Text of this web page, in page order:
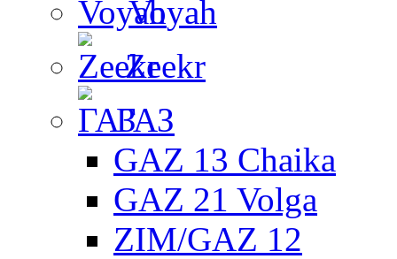
Voyah
Zeekr
ГАЗ
GAZ 13 Chaika
GAZ 21 Volga
ZIM/GAZ 12